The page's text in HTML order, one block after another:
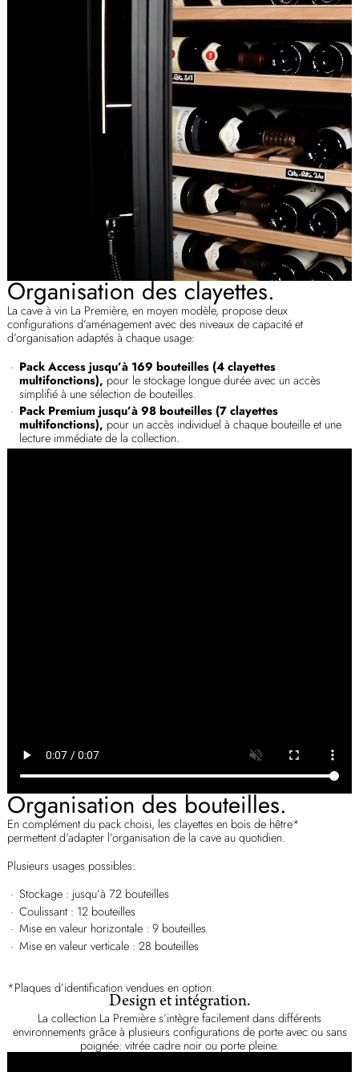
Organisation des clayettes.
La cave à vin La Première, en moyen modèle, propose deux
configurations d’aménagement avec des niveaux de capacité et
d’organisation adaptés à chaque usage:
Pack Access jusqu’à 169 bouteilles (4 clayettes
multifonctions), pour le stockage longue durée avec un accès
simplifié à une sélection de bouteilles.
Pack Premium jusqu’à 98 bouteilles (7 clayettes
multifonctions), pour un accès individuel à chaque bouteille et une
lecture immédiate de la collection.
Organisation des bouteilles.
En complément du pack choisi, les clayettes en bois de hêtre*
permettent d’adapter l’organisation de la cave au quotidien.
Plusieurs usages possibles:
Stockage : jusqu’à 72 bouteilles
Coulissant : 12 bouteilles
Mise en valeur horizontale : 9 bouteilles
Mise en valeur verticale : 28 bouteilles
*Plaques d’identification vendues en option.
Design et intégration.
La collection La Première s’intègre facilement dans différents
environnements grâce à plusieurs configurations de porte avec ou sans
poignée: vitrée cadre noir ou porte pleine.